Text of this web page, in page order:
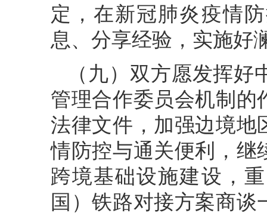
定，在新冠肺炎疫情
息、分享经验，实施好
（九）双方愿发挥
管理合作委员会机制的
法律文件，加强边境地
情防控与通关便利，继
跨境基础设施建设，
国）铁路对接方案商